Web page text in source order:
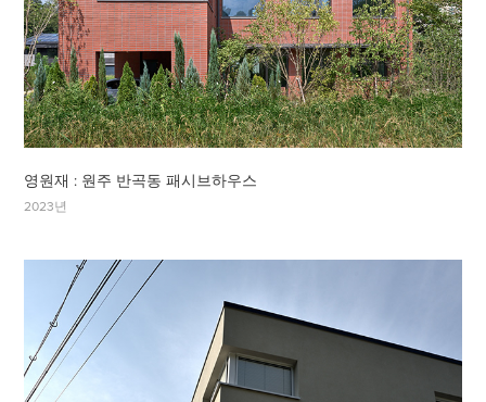
영원재 : 원주 반곡동 패시브하우스
2023년